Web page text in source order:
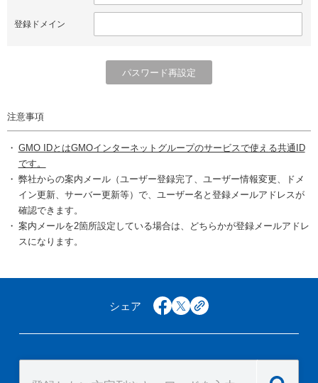
登録ドメイン
注意事項
GMO IDとはGMOインターネットグループのサービスで使える共通ID
です。
弊社からの案内メール（ユーザー登録完了、ユーザー情報変更、ドメ
イン更新、サーバー更新等）で、ユーザー名と登録メールアドレスが
確認できます。
案内メールを2箇所設定している場合は、どちらかが登録メールアドレ
スになります。
シェア facebook
x copy